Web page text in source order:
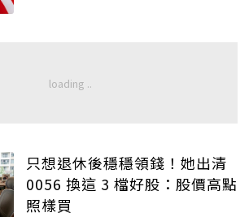
只想退休後穩穩領錢！她出清
0056 換這 3 檔好股：股價高點
照樣買